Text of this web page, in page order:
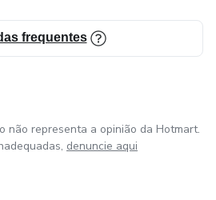
frequentes
não representa a opinião da Hotmart.
denuncie aqui